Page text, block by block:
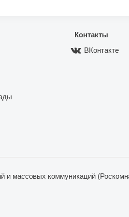
Контакты
ВКонтакте
массовых коммуникаций